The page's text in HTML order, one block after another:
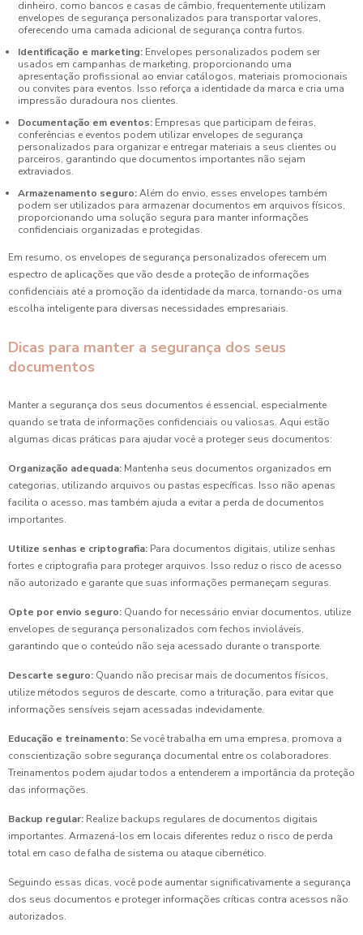
dinheiro, como bancos e casas de câmbio, frequentemente utilizam
envelopes de segurança personalizados para transportar valores,
oferecendo uma camada adicional de segurança contra furtos.
Identificação e marketing: Envelopes personalizados podem ser
usados em campanhas de marketing, proporcionando uma
apresentação profissional ao enviar catálogos, materiais promocionais
ou convites para eventos. Isso reforça a identidade da marca e cria uma
impressão duradoura nos clientes.
Documentação em eventos: Empresas que participam de feiras,
conferências e eventos podem utilizar envelopes de segurança
personalizados para organizar e entregar materiais a seus clientes ou
parceiros, garantindo que documentos importantes não sejam
extraviados.
Armazenamento seguro:Além do envio, esses envelopes também
podem ser utilizados para armazenar documentos em arquivos físicos,
proporcionando uma solução segura para manter informações
confidenciais organizadas e protegidas.
Em resumo, os envelopes de segurança personalizados oferecem um
espectro de aplicações que vão desde a proteção de informações
confidenciais até a promoção da identidade da marca, tornando-os uma
escolha inteligente para diversas necessidades empresariais.
Dicas para manter a segurança dos seus
documentos
Manter a segurança dos seus documentos é essencial, especialmente
quando se trata de informações confidenciais ou valiosas. Aqui estão
algumas dicas práticas para ajudar você a proteger seus documentos:
Organização adequada: Mantenha seus documentos organizados em
categorias, utilizando arquivos ou pastas específicas. Isso não apenas
facilita o acesso, mas também ajuda a evitar a perda de documentos
importantes.
Utilize senhas e criptografia: Para documentos digitais, utilize senhas
fortes e criptografia para proteger arquivos. Isso reduz o risco de acesso
não autorizado e garante que suas informações permaneçam seguras.
Opte por envio seguro: Quando for necessário enviar documentos, utilize
envelopes de segurança personalizados com fechos invioláveis,
garantindo que o conteúdo não seja acessado durante o transporte.
Descarte seguro: Quando não precisar mais de documentos físicos,
utilize métodos seguros de descarte, como a trituração, para evitar que
informações sensíveis sejam acessadas indevidamente.
Educação e treinamento: Se você trabalha em uma empresa, promova a
conscientização sobre segurança documental entre os colaboradores.
Treinamentos podem ajudar todos a entenderem a importância da proteção
das informações.
Backup regular: Realize backups regulares de documentos digitais
importantes. Armazená-los em locais diferentes reduz o risco de perda
total em caso de falha de sistema ou ataque cibernético.
Seguindo essas dicas, você pode aumentar significativamente a segurança
dos seus documentos e proteger informações críticas contra acessos não
autorizados.